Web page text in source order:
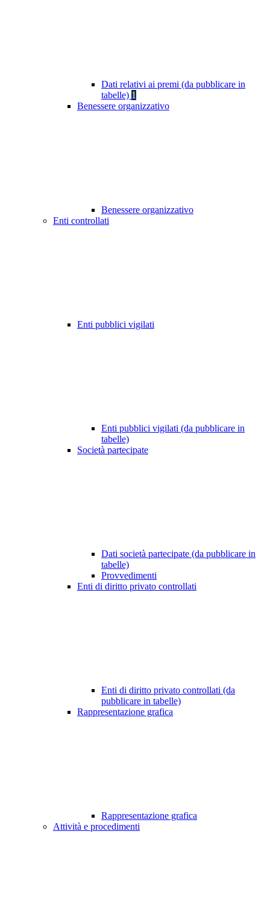
Dati relativi ai premi (da pubblicare in
tabelle) 1
Benessere organizzativo
Benessere organizzativo
Enti controllati
Enti pubblici vigilati
Enti pubblici vigilati (da pubblicare in
tabelle)
Società partecipate
Dati società partecipate (da pubblicare in
tabelle)
Provvedimenti
Enti di diritto privato controllati
Enti di diritto privato controllati (da
pubblicare in tabelle)
Rappresentazione grafica
Rappresentazione grafica
Attività e procedimenti